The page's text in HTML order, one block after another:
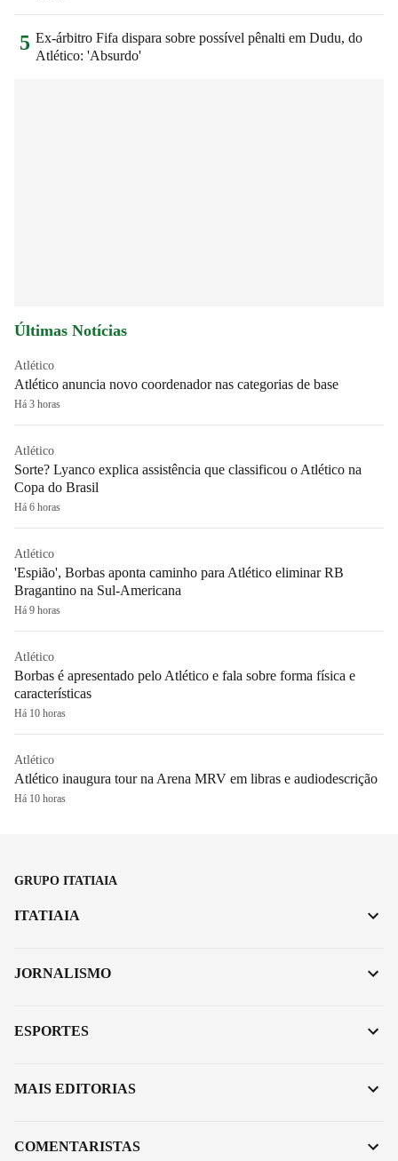
5 Ex-árbitro Fifa dispara sobre possível pênalti em Dudu, do
Atlético: 'Absurdo'
Últimas Notícias
Atlético
Atlético anuncia novo coordenador nas categorias de base
Há 3 horas
Atlético
Sorte? Lyanco explica assistência que classificou o Atlético na
Copa do Brasil
Há 6 horas
Atlético
'Espião', Borbas aponta caminho para Atlético eliminar RB
Bragantino na Sul-Americana
Há 9 horas
Atlético
Borbas é apresentado pelo Atlético e fala sobre forma física e
características
Há 10 horas
Atlético
Atlético inaugura tour na Arena MRV em libras e audiodescrição
Há 10 horas
GRUPO ITATIAIA
ITATIAIA
JORNALISMO
ESPORTES
MAIS EDITORIAS
COMENTARISTAS